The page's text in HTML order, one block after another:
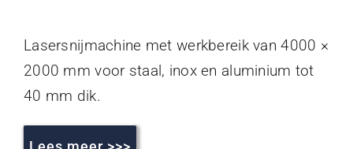
Lasersnijmachine met werkbereik van 4000 ×
2000 mm voor staal, inox en aluminium tot
40 mm dik.